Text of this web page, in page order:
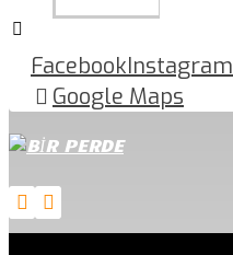
FacebookInstagram
Google Maps